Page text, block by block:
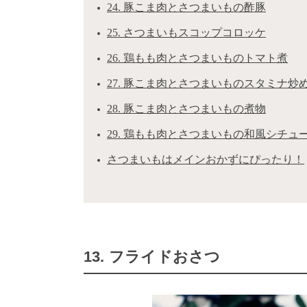
24. 豚こま肉とさつまいもの酢豚
25. さつまいもスコップコロッケ
26. 鶏もも肉とさつまいものトマト煮
27. 豚こま肉とさつまいものスタミナ炒
28. 豚こま肉とさつまいもの煮物
29. 鶏もも肉とさつまいもの和風シチュ
さつまいもはメインおかずにぴったり！
13. フライドおさつ